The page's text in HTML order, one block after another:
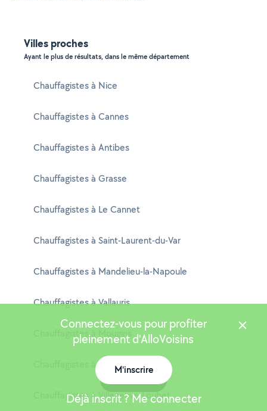
Villes proches
Ayant le plus de résultats, dans le même département
Chauffagistes à Nice
Chauffagistes à Cannes
Chauffagistes à Antibes
Chauffagistes à Grasse
Chauffagistes à Le Cannet
Chauffagistes à Saint-Laurent-du-Var
Chauffagistes à Mandelieu-la-Napoule
Chauffagistes à Vallauris
Chauffagistes à Mougins
Chauffagistes à Vence
Chauffagistes à Villeneuve-Loubet
Connectez-vous pour profiter
pleinement d'AlloVoisins
M'inscrire
Déjà inscrit ? Me connecter